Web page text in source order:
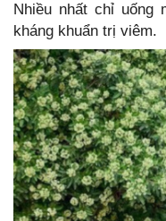
Nhiều nhất chỉ uống
kháng khuẩn trị viêm.